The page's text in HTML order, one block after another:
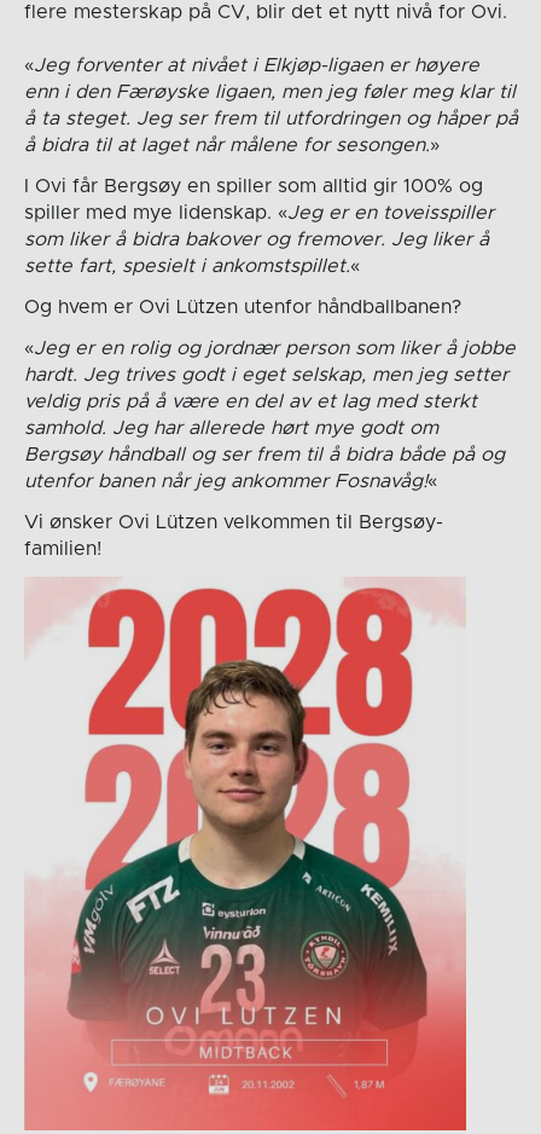
flere mesterskap på CV, blir det et nytt nivå for Ovi.
«Jeg forventer at nivået i Elkjøp-ligaen er høyere
enn i den Færøyske ligaen, men jeg føler meg klar til
å ta steget. Jeg ser frem til utfordringen og håper på
å bidra til at laget når målene for sesongen.»
I Ovi får Bergsøy en spiller som alltid gir 100% og
spiller med mye lidenskap. «Jeg er en toveisspiller
som liker å bidra bakover og fremover. Jeg liker å
sette fart, spesielt i ankomstspillet.«
Og hvem er Ovi Lützen utenfor håndballbanen?
«Jeg er en rolig og jordnær person som liker å jobbe
hardt. Jeg trives godt i eget selskap, men jeg setter
veldig pris på å være en del av et lag med sterkt
samhold. Jeg har allerede hørt mye godt om
Bergsøy håndball og ser frem til å bidra både på og
utenfor banen når jeg ankommer Fosnavåg!«
Vi ønsker Ovi Lützen velkommen til Bergsøy-
familien!